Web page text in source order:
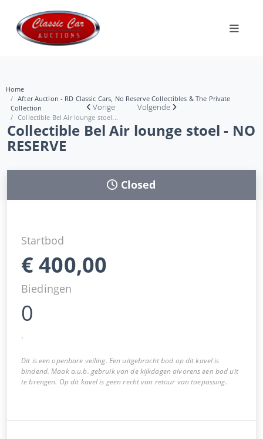
Home
After Auction - RD Classic Cars, No Reserve Collectibles & The Private
Collection
Collectible Bel Air lounge stoel...
Vorige Volgende
Collectible Bel Air lounge stoel - NO
RESERVE
Closed
Startbod
€400,00
Biedingen
0
.
Dit is een openbare veiling. Een uitgebracht bod op dit kavel is
bindend. Maak a.u.b. gebruik van de kijkdagen alvorens een bod uit
te brengen. Op dit kavel is geen recht van retour van toepassing.